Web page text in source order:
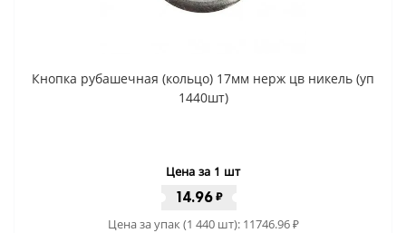
Кнопка рубашечная (кольцо) 17мм нерж цв никель (уп
1440шт)
Цена за 1 шт
14.96 ₽
Цена за упак (1 440 шт): 11746.96₽